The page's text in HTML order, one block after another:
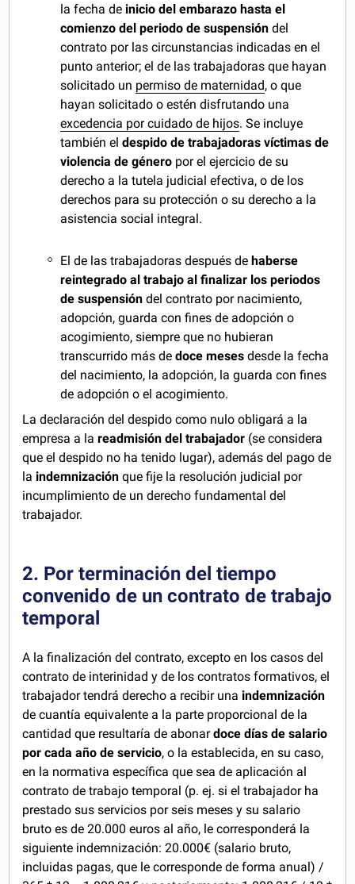
la fecha de inicio del embarazo hasta el
comienzo del periodo de suspensión del
contrato por las circunstancias indicadas en el
punto anterior; el de las trabajadoras que hayan
solicitado un permiso de maternidad, o que
hayan solicitado o estén disfrutando una
excedencia por cuidado de hijos. Se incluye
también eldespido de trabajadoras víctimas de
violencia de género por el ejercicio de su
derecho a la tutela judicial efectiva, o de los
derechos para su protección o su derecho a la
asistencia social integral.
El de las trabajadoras después dehaberse
reintegrado al trabajo al finalizar los periodos
de suspensión del contrato por nacimiento,
adopción, guarda con fines de adopción o
acogimiento, siempre que no hubieran
transcurrido más dedoce meses desde la fecha
del nacimiento, la adopción, la guarda con fines
de adopción o el acogimiento.
La declaración del despido como nulo obligará a la
empresa a lareadmisión del trabajador (se considera
que el despido no ha tenido lugar), además del pago de
la indemnización que fije la resolución judicial por
incumplimiento de un derecho fundamental del
trabajador.
2. Por terminación del tiempo
convenido de un contrato de trabajo
temporal
A la finalización del contrato, excepto en los casos del
contrato de interinidad y de los contratos formativos, el
trabajador tendrá derecho a recibir una indemnización
de cuantía equivalente a la parte proporcional de la
cantidad que resultaría de abonardoce días de salario
por cada año de servicio, o la establecida, en su caso,
en la normativa específica que sea de aplicación al
contrato de trabajo temporal (p. ej. si el trabajador ha
prestado sus servicios por seis meses y su salario
bruto es de 20.000 euros al año, le corresponderá la
siguiente indemnización: 20.000€ (salario bruto,
incluidas pagas, que le corresponde de forma anual) /